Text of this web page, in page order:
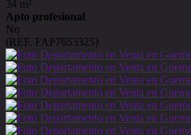
34 m²
Apto profesional
No
(REF. FAP7653325)